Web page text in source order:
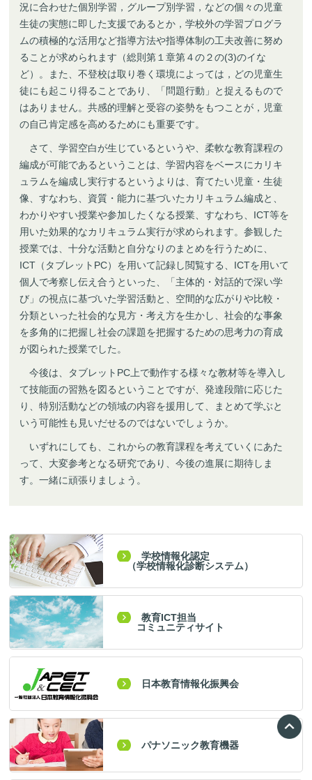
況に合わせた個別学習，グループ別学習，などの個々の児童
生徒の実態に即した支援であるとか，学校外の学習プログラ
ムの積極的な活用など指導方法や指導体制の工夫改善に努め
ることが求められます（総則第１章第４の２の(3)のイな
ど）。また、不登校は取り巻く環境によっては，どの児童生
徒にも起こり得ることであり、「問題行動」と捉えるもので
はありません。共感的理解と受容の姿勢をもつことが，児童
の自己肯定感を高めるためにも重要です。
さて、学習空白が生じているというや、柔軟な教育課程の
編成が可能であるということは、学習内容をベースにカリキ
ュラムを編成し実行するというよりは、育てたい児童・生徒
像、すなわち、資質・能力に基づいたカリキュラム編成と、
わかりやすい授業や参加したくなる授業、すなわち、ICT等を
用いた効果的なカリキュラム実行が求められます。参観した
授業では、十分な活動と自分なりのまとめを行うために、
ICT（タブレットPC）を用いて記録し閲覧する、ICTを用いて
個人で考察し伝え合うといった、「主体的・対話的で深い学
び」の視点に基づいた学習活動と、空間的な広がりや比較・
分類といった社会的な見方・考え方を生かし、社会的な事象
を多角的に把握し社会の課題を把握するための思考力の育成
が図られた授業でした。
今後は、タブレットPC上で動作する様々な教材等を導入し
て技能面の習熟を図るということですが、発達段階に応じた
り、特別活動などの領域の内容を援用して、まとめて学ぶと
いう可能性も見いだせるのではないでしょうか。
いずれにしても、これからの教育課程を考えていくにあた
って、大変参考となる研究であり、今後の進展に期待しま
す。一緒に頑張りましょう。
学校情報化認定
（学校情報化診断システム）
教育ICT担当
コミュニティサイト
日本教育情報化振興会
パナソニック教育機器